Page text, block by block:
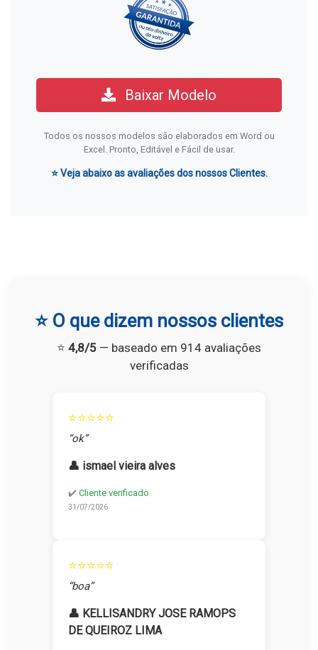
Baixar Modelo
Todos os nossos modelos são elaborados em Word ou
Excel. Pronto, Editável e Fácil de usar.
⭐ Veja abaixo as avaliações dos nossos Clientes.
⭐ O que dizem nossos clientes
⭐ 4,8/5 — baseado em 914 avaliações
verificadas
⭐⭐⭐⭐⭐
“ok”
👤 ismael vieira alves
✔️ Cliente verificado
31/07/2026
⭐⭐⭐⭐⭐
“boa”
👤 KELLISANDRY JOSE RAMOPS
DE QUEIROZ LIMA